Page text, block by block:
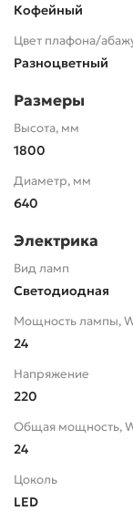
Кофейный
Цвет плафона/
Разноцветный
Размеры
Высота, мм
1800
Диаметр, мм
640
Электрика
Вид ламп
Светодиодная
Мощность лампы,
24
Напряжение
220
Общая мощность,
24
Цоколь
LED